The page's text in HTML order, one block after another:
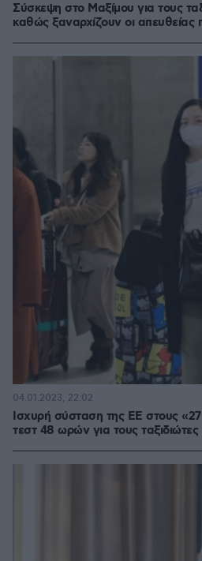
Σύσκεψη στο Μαξίμου για τους
καθώς ξαναρχίζουν οι απευθείας
Ισχυρή σύσταση της ΕΕ στους
τεστ 48 ωρών για τους
04.01.2023, 22:02